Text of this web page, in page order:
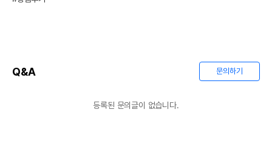
Q&A 문의하기
등록된 문의글이 없습니다.